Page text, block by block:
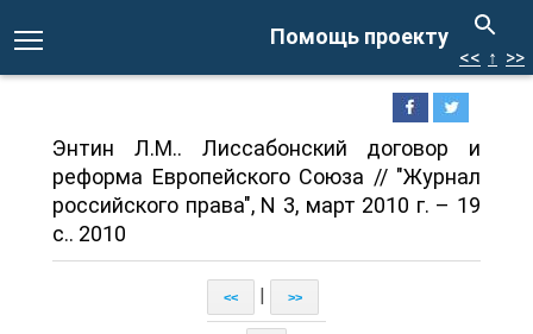
Помощь проекту
<< ↑ >>
Энтин Л.М.. Лиссабонский договор и
реформа Европейского Союза // "Журнал
российского права", N 3, март 2010 г. – 19
с.. 2010
<< >>